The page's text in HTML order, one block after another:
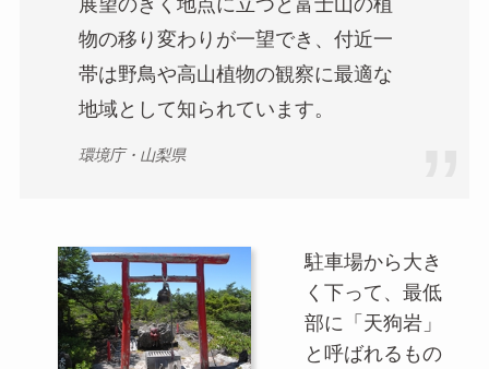
物の移り変わりが一望でき、付近一
帯は野鳥や高山植物の観察に最適な
地域として知られています。
環境庁・山梨県
駐車場から大き
く下って、最低
部に「天狗岩」
と呼ばれるもの